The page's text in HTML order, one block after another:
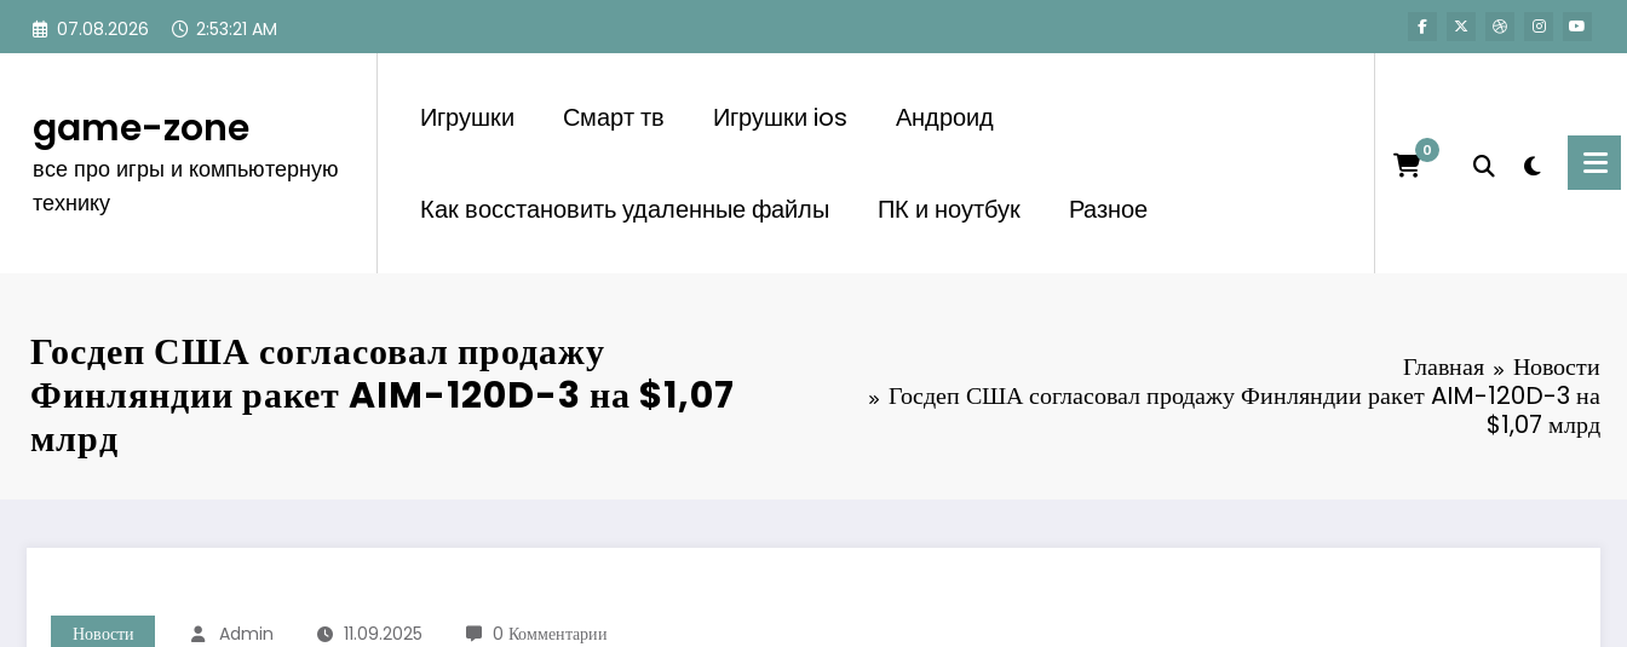
Перейти
07.08.2026 2:53:21 AM
game-zone
все про игры и компьютерную
технику
Игрушки Смарт тв Игрушки ios Андроид
Как восстановить удаленные файлы ПК и ноутбук Разное
0
Госдеп США согласовал продажу
Финляндии ракет AIM-120D-3 на $1,07
млрд
Главная
Новости
Госдеп США согласовал продажу Финляндии ракет AIM-120D-3 на
$1,07 млрд
Новости Admin 11.09.2025 0 Комментарии